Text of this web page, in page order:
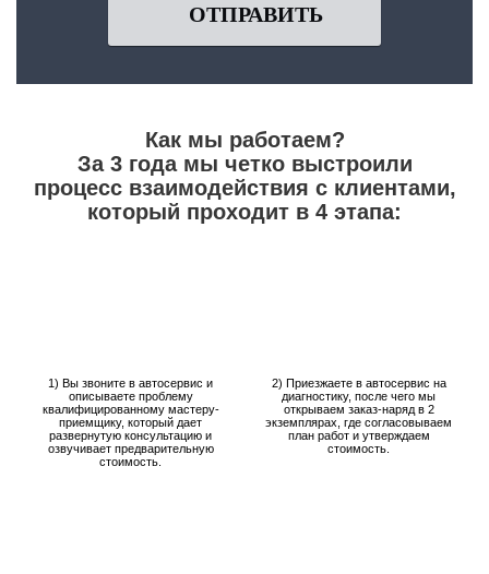
ОТПРАВИТЬ
Как мы работаем?
За 3 года мы четко выстроили
процесс взаимодействия с клиентами,
который проходит в 4 этапа:
1) Вы звоните в автосервис и
описываете проблему
квалифицированному мастеру-
приемщику, который дает
развернутую консультацию и
озвучивает предварительную
стоимость.
2) Приезжаете в автосервис на
диагностику, после чего мы
открываем заказ-наряд в 2
экземплярах, где согласовываем
план работ и утверждаем
стоимость.